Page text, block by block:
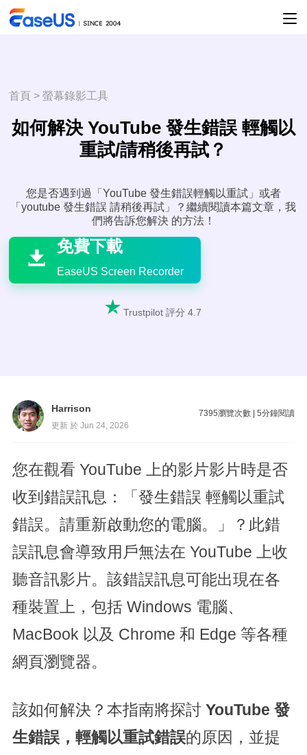
首頁 >螢幕錄影工具
如何解決 YouTube 發生錯誤 輕觸以
重試/請稍後再試？
您是否遇到過「YouTube 發生錯誤輕觸以重試」或者
「youtube 發生錯誤 請稍後再試」？繼續閱讀本篇文章，我
們將告訴您解決 的方法！


免費下載
EaseUS Screen Recorder
 Trustpilot 評分 4.7
Harrison
更新 於 Jun 24, 2026
7395瀏覽次數 |5分鐘閱讀
您在觀看 YouTube 上的影片影片時是否
收到錯誤訊息：「發生錯誤 輕觸以重試
錯誤。請重新啟動您的電腦。」？此錯
誤訊息會導致用戶無法在 YouTube 上收
聽音訊影片。該錯誤訊息可能出現在各
種裝置上，包括 Windows 電腦、
MacBook 以及 Chrome 和 Edge 等各種
網頁瀏覽器。
該如何解決？本指南將探討 YouTube 發
生錯誤，輕觸以重試錯誤的原因，並提